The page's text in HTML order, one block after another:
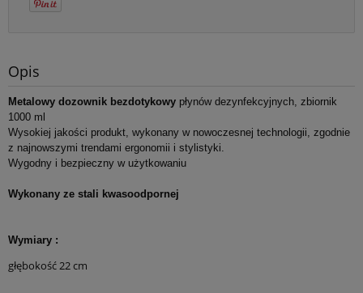
Opis
Metalowy dozownik bezdotykowy płynów dezynfekcyjnych, zbiornik
1000 ml
Wysokiej jakości produkt, wykonany w nowoczesnej technologii, zgodnie
z najnowszymi trendami ergonomii i stylistyki.
Wygodny i bezpieczny w użytkowaniu
Wykonany ze stali kwasoodpornej
Wymiary :
głębokość 22 cm